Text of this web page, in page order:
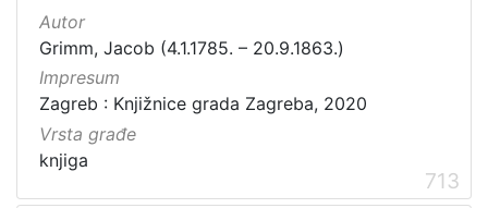
Autor
Grimm, Jacob (4.1.1785. – 20.9.1863.)
Impresum
Zagreb : Knjižnice grada Zagreba, 2020
Vrsta građe
knjiga
713